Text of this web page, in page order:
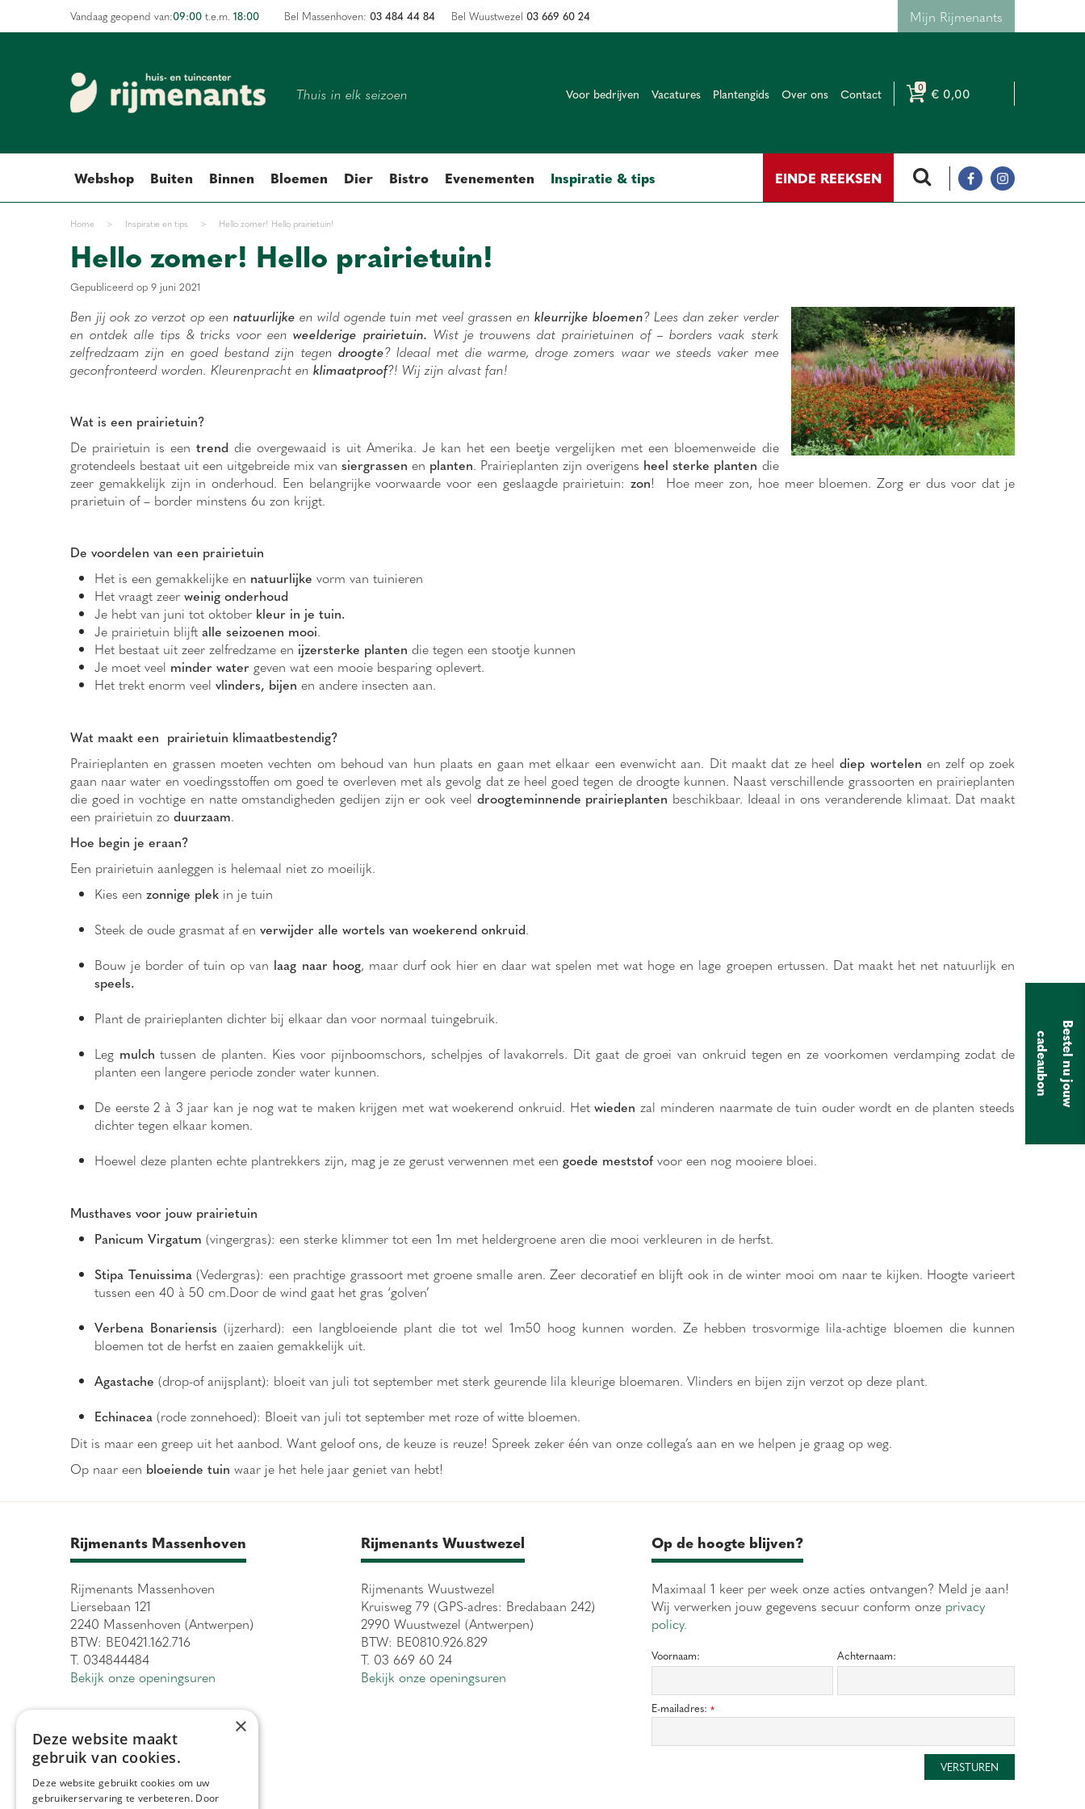
Home > Inspiratie en tips > Hello zomer! Hello prairietuin!
Vandaag geopend van:09:00 t.e.m. 18:00 Mijn Rijmenants
Thuis in elk seizoen Voor bedrijven Vacatures Plantengids Over ons Contact € 0,00
Webshop EINDE REEKSEN
Buiten Binnen Bloemen Dier Bistro Evenementen Inspiratie & tips
Bel Massenhoven: 03 484 44 84 Bel Wuustwezel 03 669 60 24
Hello zomer! Hello prairietuin!
Gepubliceerd op 9 juni 2021
Ben jij ook zo verzot op een natuurlijke en wild ogende tuin met veel grassen en kleurrijke bloemen? Lees dan zeker verder
en ontdek alle tips & tricks voor een weelderige prairietuin. Wist je trouwens dat prairietuinen of – borders vaak sterk
zelfredzaam zijn en goed bestand zijn tegen droogte? Ideaal met die warme, droge zomers waar we steeds vaker mee
geconfronteerd worden. Kleurenpracht en klimaatproof?! Wij zijn alvast fan!
Wat is een prairietuin?
De prairietuin is eentrend die overgewaaid is uit Amerika. Je kan het een beetje vergelijken met een bloemenweide die
grotendeels bestaat uit een uitgebreide mix vansiergrassen en planten. Prairieplanten zijn overigens heel sterke planten die
zeer gemakkelijk zijn in onderhoud. Een belangrijke voorwaarde voor een geslaagde prairietuin:zon! Hoe meer zon, hoe meer bloemen. Zorg er dus voor dat je
prarietuin of – border minstens 6u zon krijgt.
De voordelen van een prairietuin
Het is een gemakkelijke en natuurlijke vorm van tuinieren
Het vraagt zeer weinig onderhoud
Je hebt van juni tot oktober kleur in je tuin.
Je prairietuin blijft alle seizoenen mooi.
Het bestaat uit zeer zelfredzame en ijzersterke planten die tegen een stootje kunnen
Je moet veel minder water geven wat een mooie besparing oplevert.
Het trekt enorm veel vlinders, bijen en andere insecten aan.
Wat maakt een prairietuin klimaatbestendig?
Prairieplanten en grassen moeten vechten om behoud van hun plaats en gaan met elkaar een evenwicht aan. Dit maakt dat ze heeldiep wortelen en zelf op zoek
gaan naar water en voedingsstoffen om goed te overleven met als gevolg dat ze heel goed tegen de droogte kunnen. Naast verschillende grassoorten en prairieplanten
die goed in vochtige en natte omstandigheden gedijen zijn er ook veel droogteminnende prairieplanten beschikbaar. Ideaal in ons veranderende klimaat. Dat maakt
een prairietuin zo duurzaam.
Hoe begin je eraan?
Een prairietuin aanleggen is helemaal niet zo moeilijk.
Kies een zonnige plek in je tuin
Steek de oude grasmat af en verwijder alle wortels van woekerend onkruid.
Bouw je border of tuin op van laag naar hoog, maar durf ook hier en daar wat spelen met wat hoge en lage groepen ertussen. Dat maakt het net natuurlijk en
speels.
Plant de prairieplanten dichter bij elkaar dan voor normaal tuingebruik.
Leg mulchtussen de planten. Kies voor pijnboomschors, schelpjes of lavakorrels. Dit gaat de groei van onkruid tegen en ze voorkomen verdamping zodat de
planten een langere periode zonder water kunnen.
De eerste 2 à 3 jaar kan je nog wat te maken krijgen met wat woekerend onkruid. Hetwiedenzal minderen naarmate de tuin ouder wordt en de planten steeds
dichter tegen elkaar komen.
Hoewel deze planten echte plantrekkers zijn, mag je ze gerust verwennen met een goede meststof voor een nog mooiere bloei.
Musthaves voor jouw prairietuin
Panicum Virgatum (vingergras): een sterke klimmer tot een 1m met heldergroene aren die mooi verkleuren in de herfst.
Stipa Tenuissima (Vedergras): een prachtige grassoort met groene smalle aren. Zeer decoratief en blijft ook in de winter mooi om naar te kijken. Hoogte varieert
tussen een 40 à 50 cm.Door de wind gaat het gras ‘golven’
Verbena Bonariensis (ijzerhard): een langbloeiende plant die tot wel 1m50 hoog kunnen worden. Ze hebben trosvormige lila-achtige bloemen die kunnen
bloemen tot de herfst en zaaien gemakkelijk uit.
Agastache (drop-of anijsplant): bloeit van juli tot september met sterk geurende lila kleurige bloemaren. Vlinders en bijen zijn verzot op deze plant.
Echinacea (rode zonnehoed): Bloeit van juli tot september met roze of witte bloemen.
Dit is maar een greep uit het aanbod. Want geloof ons, de keuze is reuze! Spreek zeker één van onze collega’s aan en we helpen je graag op weg.
Op naar een bloeiende tuin waar je het hele jaar geniet van hebt!
Rijmenants Massenhoven
Rijmenants Massenhoven
Liersebaan 121
2240 Massenhoven (Antwerpen)
BTW: BE0421.162.716
T. 034844484
Bekijk onze openingsuren
Rijmenants Wuustwezel
Rijmenants Wuustwezel
Kruisweg 79 (GPS-adres: Bredabaan 242)
2990 Wuustwezel (Antwerpen)
BTW: BE0810.926.829
T. 03 669 60 24
Bekijk onze openingsuren
Op de hoogte blijven?
Maximaal 1 keer per week onze acties ontvangen? Meld je aan!
Wij verwerken jouw gegevens secuur conform onze privacy
policy.
Voornaam: Achternaam:
E-mailadres: *
B
e
s
t
e
l
n
u
j
o
u
w
ca
d
e
a
u
b
o
n
×
Deze website maakt
gebruik van cookies.
Deze website gebruikt cookies om uw
gebruikerservaring te verbeteren. Door